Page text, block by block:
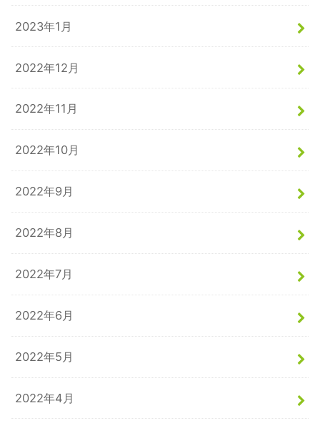
2023年1月
2022年12月
2022年11月
2022年10月
2022年9月
2022年8月
2022年7月
2022年6月
2022年5月
2022年4月